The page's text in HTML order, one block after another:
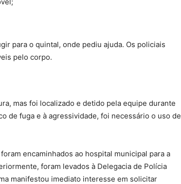
para o quintal, onde pediu ajuda. Os policiais
pelo corpo.
mas foi localizado e detido pela equipe durante
de fuga e à agressividade, foi necessário o uso de
encaminhados ao hospital municipal para a
foram levados à Delegacia de Polícia
manifestou imediato interesse em solicitar